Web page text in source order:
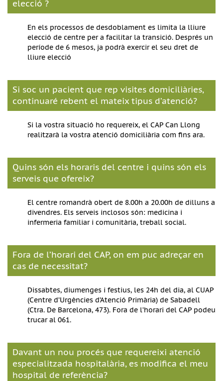
elecció ?
En els processos de desdoblament es limita la lliure
elecció de centre per a facilitar la transició. Després un
període de 6 mesos, ja podrà exercir el seu dret de
lliure elecció
Si soc un pacient que rep visites domiciliàries,
continuaré rebent el mateix tipus d’atenció?
Si la vostra situació ho requereix, el CAP Can Llong
realitzarà la vostra atenció domiciliària com fins ara.
Quins són els horaris del centre i quins són els
serveis que ofereix?
El centre romandrà obert de 8.00h a 20.00h de dilluns a
divendres. Els serveis inclosos són: medicina i
infermeria familiar i comunitària, treball social.
Fora de l’horari del CAP, on em puc adreçar en
cas de necessitat?
Dissabtes, diumenges i festius, les 24h del dia, al CUAP
(Centre d’Urgències d’Atenció Primària) de Sabadell
(Ctra. De Barcelona, 473). Fora de l’horari del CAP podeu
trucar al 061.
Davant un nou procés que requereixi atenció
especialitzada hospitalària, es modifica el meu
hospital de referència?